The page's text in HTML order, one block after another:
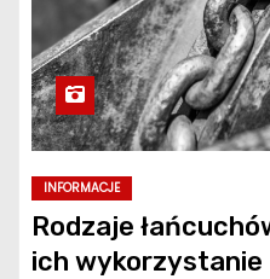
INFORMACJE
Rodzaje
ich wykorzystanie